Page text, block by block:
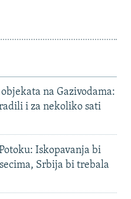
na Gazivodama:
i za nekoliko sati
Iskopavanja bi
Srbija bi trebala